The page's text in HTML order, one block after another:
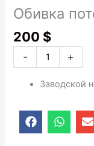
Обивка
200 $
-
в
сборе.
+
Заводской
F
a
c
W
h
a
E
n
v